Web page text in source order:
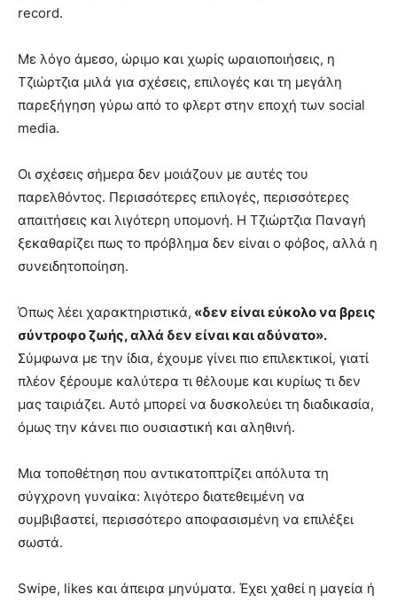
record.
Με λόγο άμεσο, ώριμο και χωρίς ωραιοποιήσεις, η
Τζιώρτζια μιλά για σχέσεις, επιλογές και τη μεγάλη
παρεξήγηση γύρω από το φλερτ στην εποχή των social
media.
Οι σχέσεις σήμερα δεν μοιάζουν με αυτές του
παρελθόντος. Περισσότερες επιλογές, περισσότερες
απαιτήσεις και λιγότερη υπομονή. Η Τζιώρτζια Παναγή
ξεκαθαρίζει πως το πρόβλημα δεν είναι ο φόβος, αλλά η
συνειδητοποίηση.
Όπως λέει χαρακτηριστικά, «δεν είναι εύκολο να βρεις
σύντροφο ζωής, αλλά δεν είναι και αδύνατο».
Σύμφωνα με την ίδια, έχουμε γίνει πιο επιλεκτικοί, γιατί
πλέον ξέρουμε καλύτερα τι θέλουμε και κυρίως τι δεν
μας ταιριάζει. Αυτό μπορεί να δυσκολεύει τη διαδικασία,
όμως την κάνει πιο ουσιαστική και αληθινή.
Μια τοποθέτηση που αντικατοπτρίζει απόλυτα τη
σύγχρονη γυναίκα: λιγότερο διατεθειμένη να
συμβιβαστεί, περισσότερο αποφασισμένη να επιλέξει
σωστά.
Swipe, likes και άπειρα μηνύματα. Έχει χαθεί η μαγεία ή